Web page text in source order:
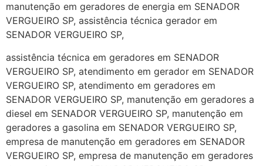
manutenção em geradores de energia em SENADOR
VERGUEIRO SP, assistência técnica gerador em
SENADOR VERGUEIRO SP,
assistência técnica em geradores em SENADOR
VERGUEIRO SP, atendimento em gerador em SENADOR
VERGUEIRO SP, atendimento em geradores em
SENADOR VERGUEIRO SP, manutenção em geradores a
diesel em SENADOR VERGUEIRO SP, manutenção em
geradores a gasolina em SENADOR VERGUEIRO SP,
empresa de manutenção em geradores em SENADOR
VERGUEIRO SP, empresa de manutenção em geradores